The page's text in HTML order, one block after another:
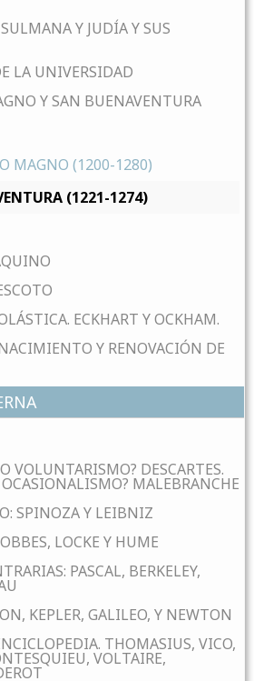
Y JUDÍA Y SUS
LA UNIVERSIDAD
Y SAN BUENAVENTURA
MAGNO (1200-1280)
(1221-1274)
ECKHART Y OCKHAM.
Y RENOVACIÓN DE
VOLUNTARISMO? DESCARTES.
MALEBRANCHE
SPINOZA Y LEIBNIZ
LOCKE Y HUME
PASCAL, BERKELEY,
KEPLER, GALILEO, Y NEWTON
THOMASIUS, VICO,
VOLTAIRE,